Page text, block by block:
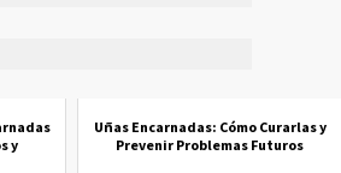
y
Uñas Encarnadas: Cómo Curarlas y
Prevenir Problemas Futuros